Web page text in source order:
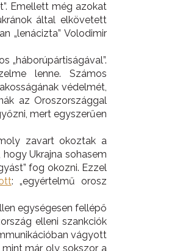
Emellett még azokat
által elkövetett
„lenácizta” Volodimir
„háborúpártiságával”.
lenne. Számos
védelmét,
az Oroszországgal
mert egyszerűen
zavart okoztak a
hogy Ukrajna sohasem
fog okozni. Ezzel
: „egyértelmű orosz
egységesen fellépő
elleni szankciók
vágyott
már oly sokszor a